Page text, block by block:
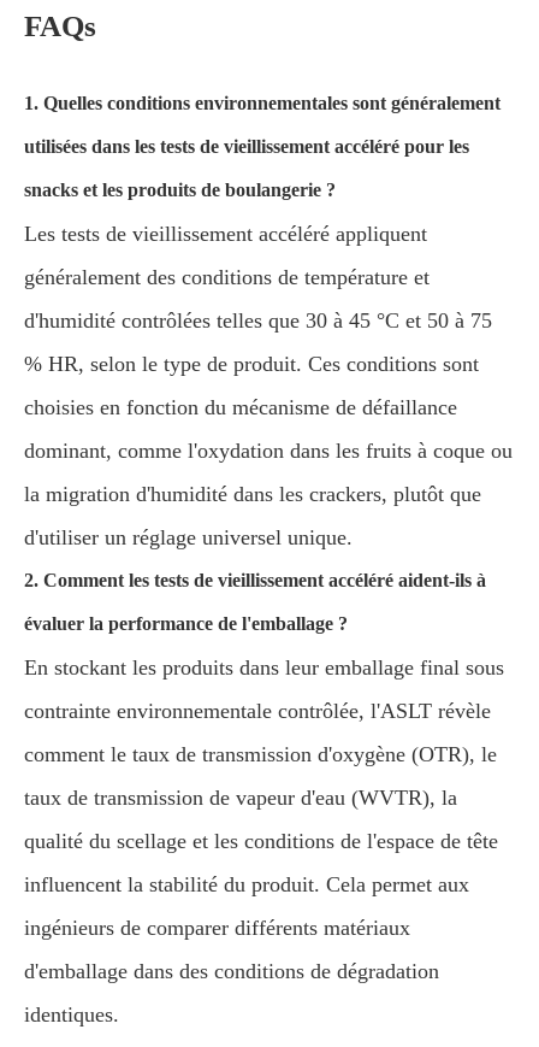
FAQs
1. Quelles conditions environnementales sont généralement
utilisées dans les tests de vieillissement accéléré pour les
snacks et les produits de boulangerie ?
Les tests de vieillissement accéléré appliquent
généralement des conditions de température et
d'humidité contrôlées telles que 30 à 45 °C et 50 à 75
% HR, selon le type de produit. Ces conditions sont
choisies en fonction du mécanisme de défaillance
dominant, comme l'oxydation dans les fruits à coque ou
la migration d'humidité dans les crackers, plutôt que
d'utiliser un réglage universel unique.
2. Comment les tests de vieillissement accéléré aident-ils à
évaluer la performance de l'emballage ?
En stockant les produits dans leur emballage final sous
contrainte environnementale contrôlée, l'ASLT révèle
comment le taux de transmission d'oxygène (OTR), le
taux de transmission de vapeur d'eau (WVTR), la
qualité du scellage et les conditions de l'espace de tête
influencent la stabilité du produit. Cela permet aux
ingénieurs de comparer différents matériaux
d'emballage dans des conditions de dégradation
identiques.